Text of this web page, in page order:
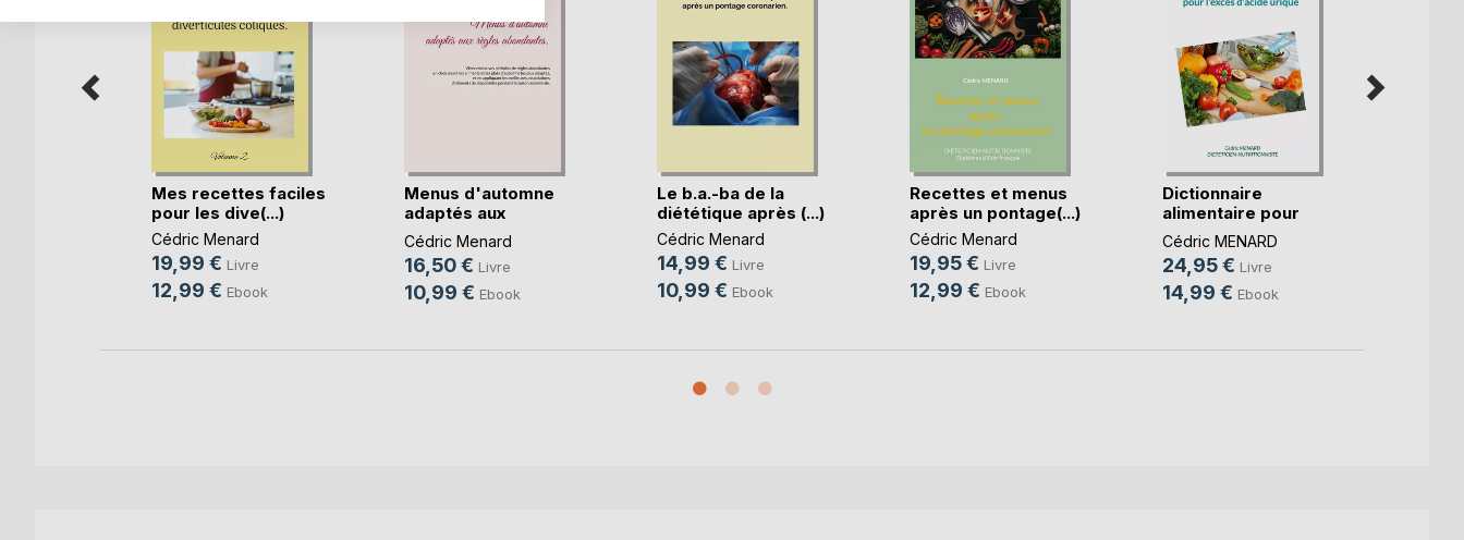
Mes recettes faciles
pour les dive(...)
Cédric Menard
19,99 € Livre
12,99 € Ebook
Menus d'automne
adaptés aux
règles(...)
Cédric Menard
16,50 € Livre
10,99 € Ebook
Le b.a.-ba de la
diététique après (...)
Cédric Menard
14,99 € Livre
10,99 € Ebook
Recettes et menus
après un pontage(...)
Cédric Menard
19,95 € Livre
12,99 € Ebook
Dictionnaire
alimentaire pour
l'ex(...)
Cédric MENARD
24,95 € Livre
14,99 € Ebook